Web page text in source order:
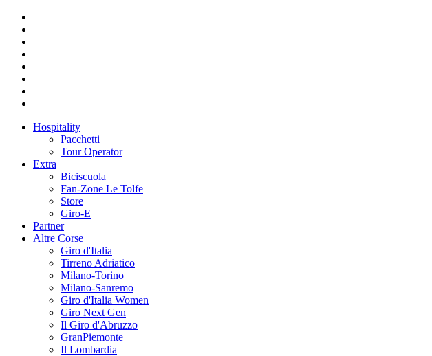
Hospitality
Pacchetti
Tour Operator
Extra
Biciscuola
Fan-Zone Le Tolfe
Store
Giro-E
Partner
Altre Corse
Giro d'Italia
Tirreno Adriatico
Milano-Torino
Milano-Sanremo
Giro d'Italia Women
Giro Next Gen
Il Giro d'Abruzzo
GranPiemonte
Il Lombardia